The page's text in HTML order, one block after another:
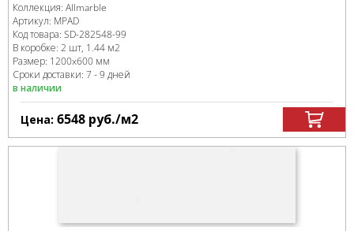
Коллекция: Allmarble
Артикул: MPAD
Код товара: SD-282548-99
В коробке: 2 шт, 1.44 м2
Размер: 1200x600 мм
Сроки доставки: 7 - 9 дней
в наличии
Цена: 6548 руб./м2